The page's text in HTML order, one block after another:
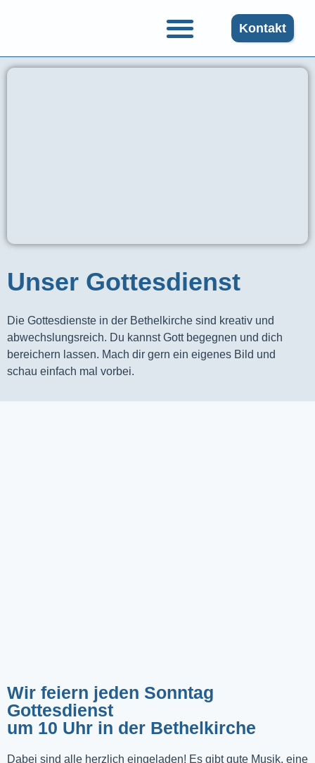
Kontakt
Unser Gottesdienst​
Die Gottesdienste in der Bethelkirche sind kreativ und
abwechslungsreich. Du kannst Gott begegnen und dich
bereichern lassen. Mach dir gern ein eigenes Bild und
schau einfach mal vorbei.
Wir feiern jeden Sonntag
Gottesdienst
um 10 Uhr in der Bethelkirche
Dabei sind alle herzlich eingeladen! Es gibt gute Musik, eine